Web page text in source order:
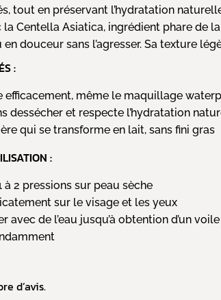
tout en préservant l’hydratation
la Centella Asiatica, ingrédient phare de
douceur sans l’agresser. Sa texture
:
efficacement, même le maquillage
dessécher et respecte l’hydratation
qui se transforme en lait, sans fini gras
:
à 2 pressions sur peau sèche
sur le visage et les yeux
avec de l’eau jusqu’à obtention d’un
d’avis.